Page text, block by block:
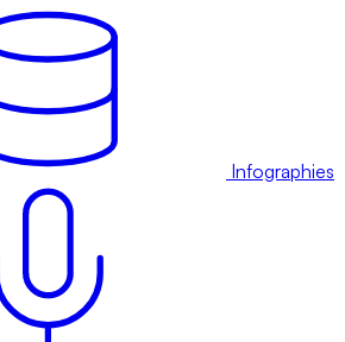
Infographies